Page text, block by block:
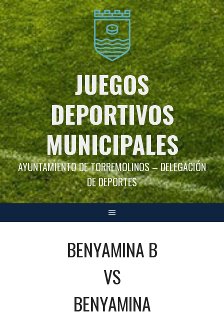
Saltar
al
contenido
JUEGOS
DEPORTIVOS
MUNICIPALES
AYUNTAMIENTO DE TORREMOLINOS – DELEGACIÓN
DE DEPORTES
BENYAMINA B
VS
BENYAMINA